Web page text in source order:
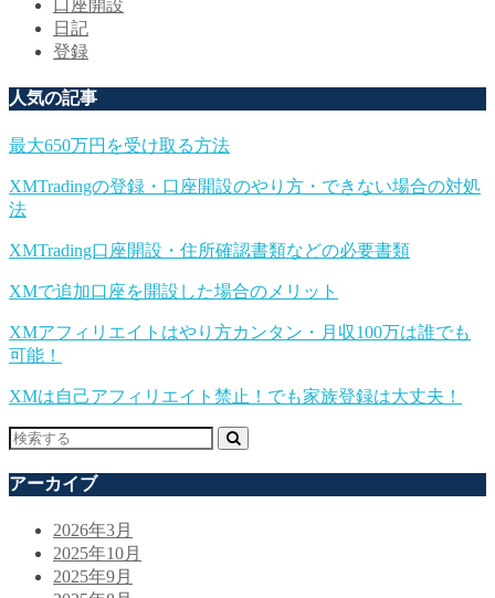
口座開設
日記
登録
人気の記事
最大650万円を受け取る方法
XMTradingの登録・口座開設のやり方・できない場合の対処
法
XMTrading口座開設・住所確認書類などの必要書類
XMで追加口座を開設した場合のメリット
XMアフィリエイトはやり方カンタン・月収100万は誰でも
可能！
XMは自己アフィリエイト禁止！でも家族登録は大丈夫！
アーカイブ
2026年3月
2025年10月
2025年9月